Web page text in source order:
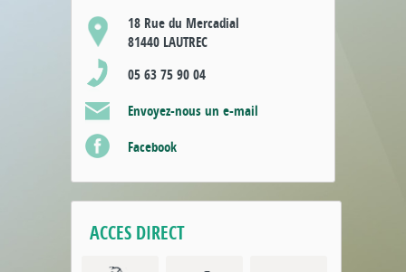
18 Rue du Mercadial
81440 LAUTREC
05 63 75 90 04
Envoyez-nous un e-mail
Facebook
ACCES DIRECT